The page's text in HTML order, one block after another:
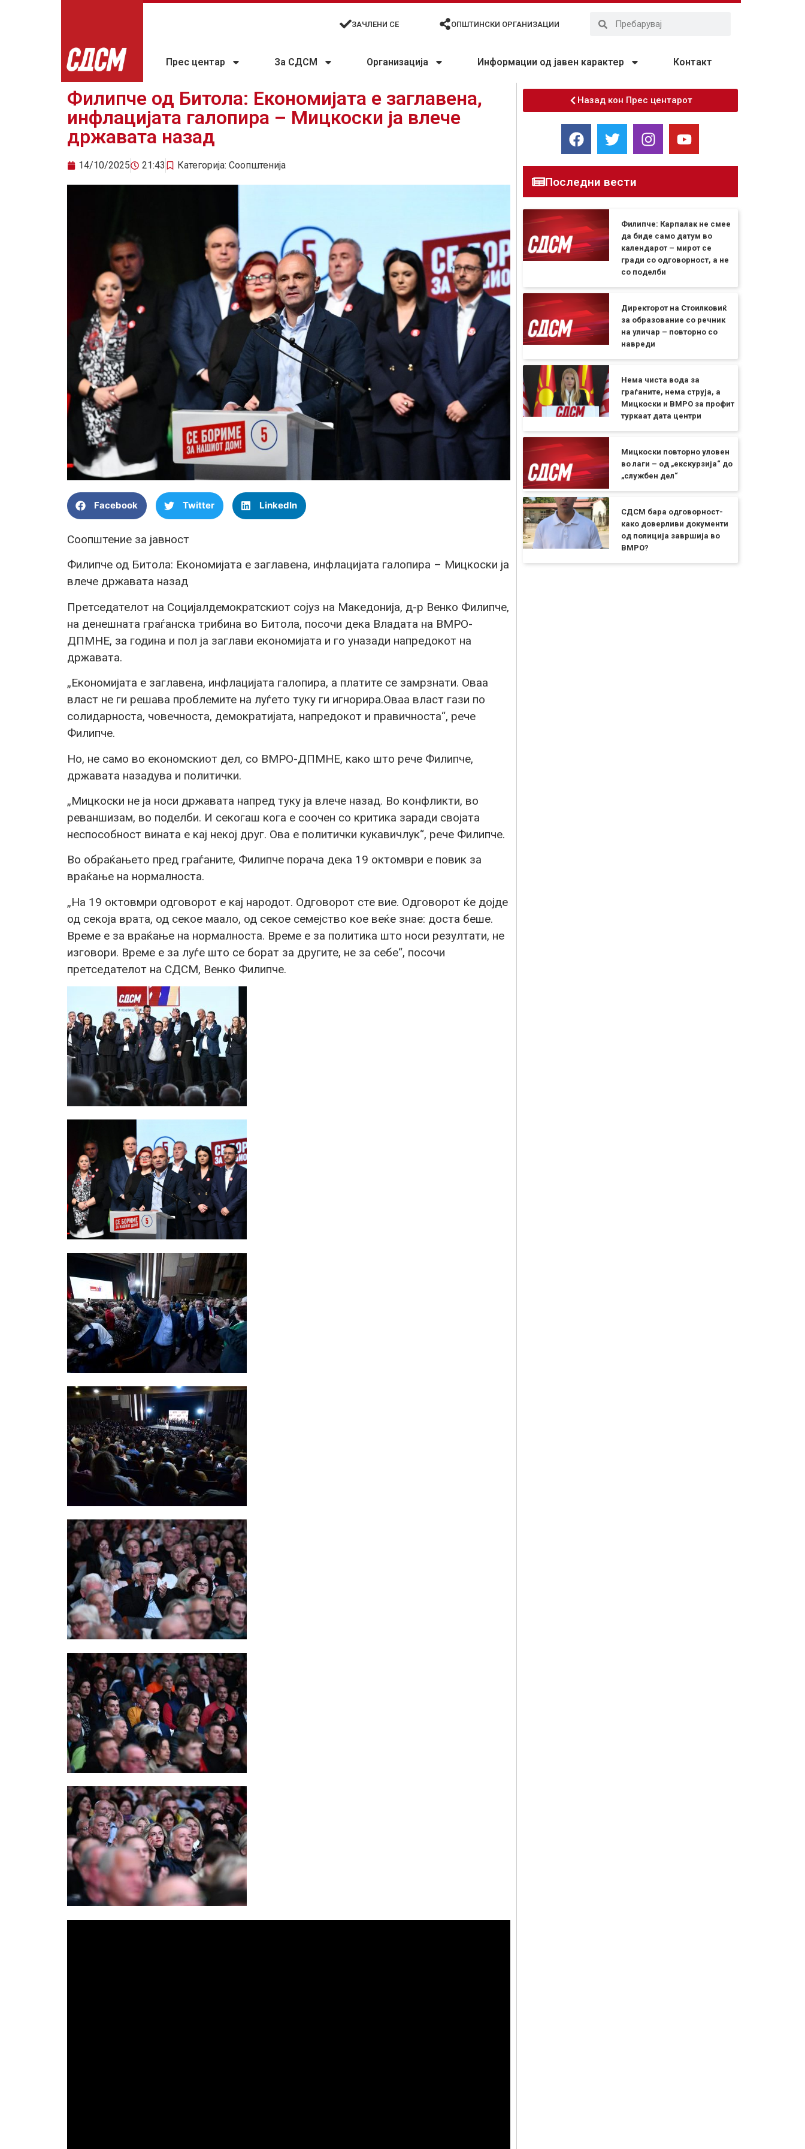
ЗАЧЛЕНИ СЕ ОПШТИНСКИ ОРГАНИЗАЦИИ
Прес центар За СДСМ Организација Информации од јавен карактер Контакт
Филипче од Битола: Економијата е заглавена,
инфлацијата галопира – Мицкоски ја влече
државата назад
14/10/2025 21:43 Категорија: Соопштенија
Facebook Twitter LinkedIn
Соопштение за јавност
Филипче од Битола: Економијата е заглавена, инфлацијата галопира – Мицкоски ја
влече државата назад
Претседателот на Социјалдемократскиот сојуз на Македонија, д-р Венко Филипче,
на денешната граѓанска трибина во Битола, посочи дека Владата на ВМРО-
ДПМНЕ, за година и пол ја заглави економијата и го уназади напредокот на
државата.
„Економијата е заглавена, инфлацијата галопира, а платите се замрзнати. Оваа
власт не ги решава проблемите на луѓето туку ги игнорира.Оваа власт гази по
солидарноста, човечноста, демократијата, напредокот и правичноста“, рече
Филипче.
Но, не само во економскиот дел, со ВМРО-ДПМНЕ, како што рече Филипче,
државата назадува и политички.
„Мицкоски не ја носи државата напред туку ја влече назад. Во конфликти, во
реваншизам, во поделби. И секогаш кога е соочен со критика заради својата
неспособност вината е кај некој друг. Ова е политички кукавичлук“, рече Филипче.
Во обраќањето пред граѓаните, Филипче порача дека 19 октомври е повик за
враќање на нормалноста.
„На 19 октовмри одговорот е кај народот. Одговорот сте вие. Одговорот ќе дојде
од секоја врата, од секое маало, од секое семејство кое веќе знае: доста беше.
Време е за враќање на нормалноста. Време е за политика што носи резултати, не
изговори. Време е за луѓе што се борат за другите, не за себе“, посочи
претседателот на СДСМ, Венко Филипче.
Назад кон Прес центарот
Последни вести
Филипче: Карпалак не смее
да биде само датум во
календарот – мирот се
гради со одговорност, а не
со поделби
Директорот на Стоилковиќ
за образование со речник
на уличар – повторно со
навреди
Нема чиста вода за
граѓаните, нема струја, а
Мицкоски и ВМРО за профит
туркаат дата центри
Мицкоски повторно уловен
во лаги – од „екскурзија“ до
„службен дел“
СДСМ бара одговорност-
како доверливи документи
од полиција завршија во
ВМРО?